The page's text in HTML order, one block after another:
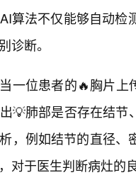
算法不仅能够自动
诊断。
一位患者的🔥胸片上
💡肺部是否存在结
，例如结节的直径
对于医生判断病灶的